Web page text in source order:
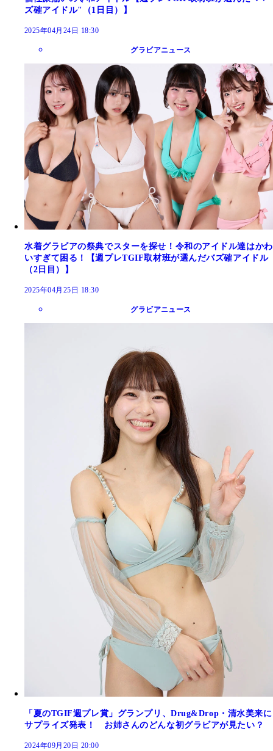
ズ確アイドル"（1日目）】
2025年04月24日 18:30
グラビアニュース
水着グラビアの祭典でスターを探せ！令和のアイドル達はかわ
いすぎて困る！【週プレTGIF取材班が選んだバズ確アイドル
（2日目）】
2025年04月25日 18:30
グラビアニュース
「夏のTGIF週プレ賞」グランプリ、Drug&Drop・清水美来に
サプライズ発表！ お姉さんのどんな初グラビアが見たい？
2024年09月20日 20:00